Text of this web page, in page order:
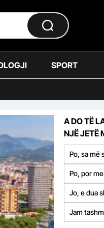
SPORT
A DO TË
NJË JETË
Po, sa më
Po, por
Jo, e dua
Jam